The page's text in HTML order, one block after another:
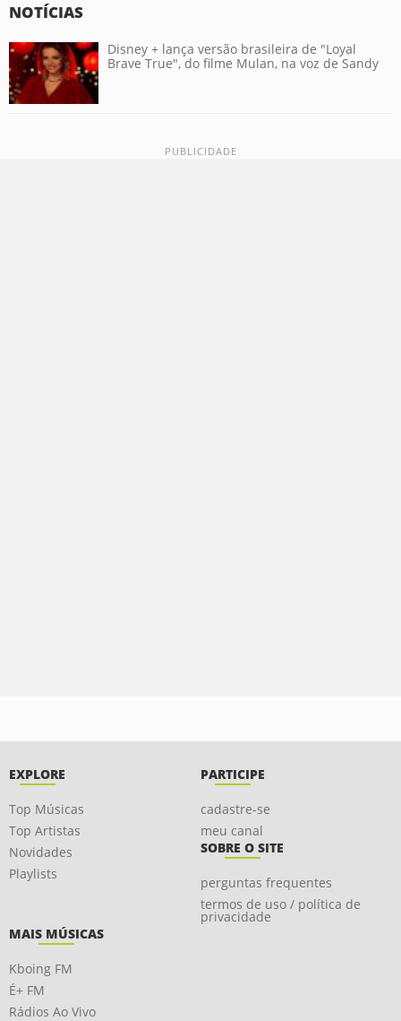
NOTÍCIAS
Disney + lança versão brasileira de "Loyal
Brave True", do filme Mulan, na voz de Sandy
EXPLORE
Top Músicas
Top Artistas
Novidades
Playlists
PARTICIPE
cadastre-se
meu canal
SOBRE O SITE
perguntas frequentes
termos de uso / política de
privacidade
MAIS MÚSICAS
Kboing FM
É+ FM
Rádios Ao Vivo